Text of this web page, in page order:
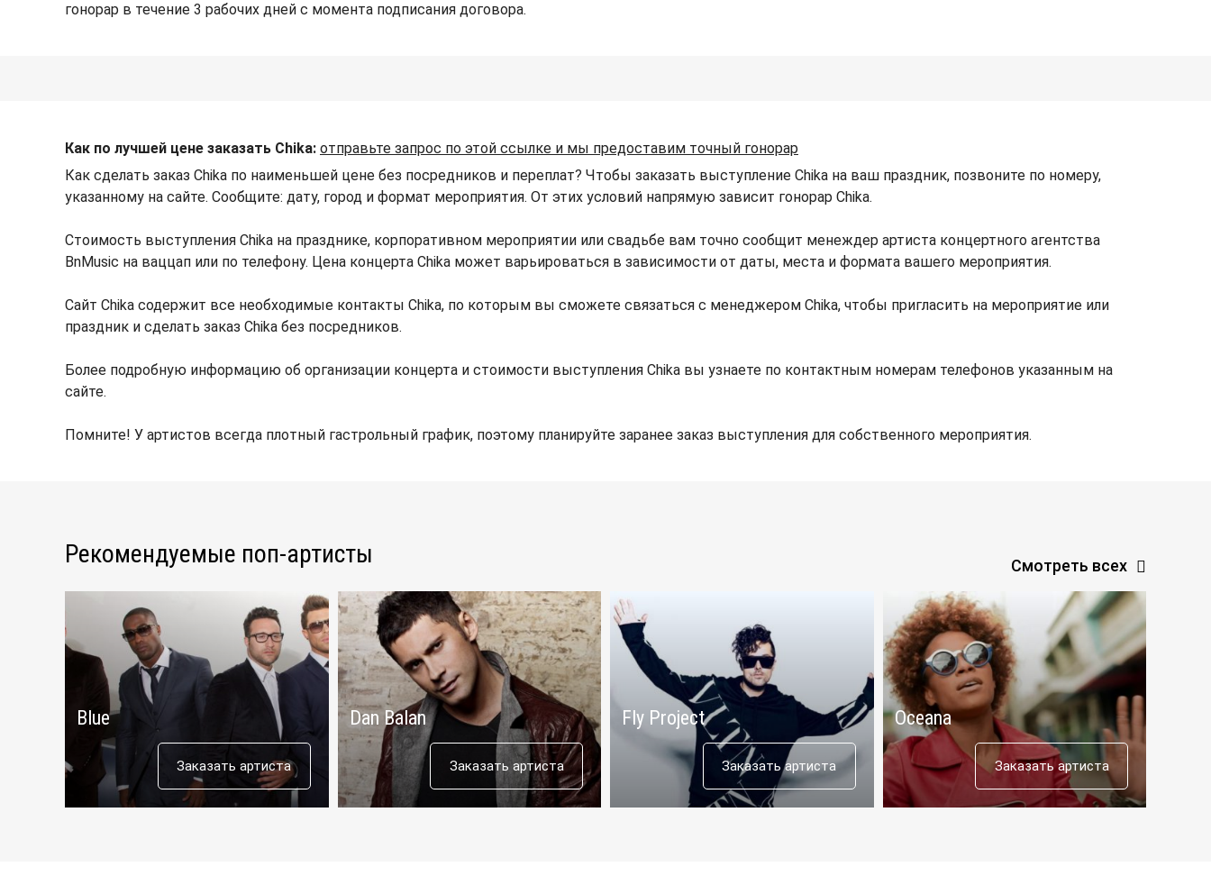
гонорар в течение 3 рабочих дней с момента подписания договора.
Как по лучшей цене заказать Chika: отправьте запрос по этой ссылке и мы предоставим точный гонорар
Как сделать заказ Chika по наименьшей цене без посредников и переплат? Чтобы заказать выступление Chika на ваш праздник, позвоните по номеру,
указанному на сайте. Сообщите: дату, город и формат мероприятия. От этих условий напрямую зависит гонорар Chika.
Стоимость выступления Chika на празднике, корпоративном мероприятии или свадьбе вам точно сообщит менеждер артиста концертного агентства
BnMusic на ваццап или по телефону. Цена концерта Chika может варьироваться в зависимости от даты, места и формата вашего мероприятия.
Сайт Chika содержит все необходимые контакты Chika, по которым вы сможете связаться с менеджером Chika, чтобы пригласить на мероприятие или
праздник и сделать заказ Chika без посредников.
Более подробную информацию об организации концерта и стоимости выступления Chika вы узнаете по контактным номерам телефонов указанным на
сайте.
Помните! У артистов всегда плотный гастрольный график, поэтому планируйте заранее заказ выступления для собственного мероприятия.
Смотреть всех
Рекомендуемые поп-артисты
Blue
Заказать артиста
Dan Balan
Заказать артиста
Fly Project
Заказать артиста
Oceana
Заказать артиста